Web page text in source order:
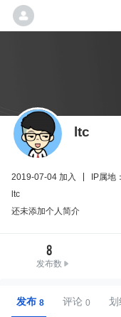
ltc
2019-07-04 加入
IP属地
ltc
还未添加个人简介
8
发布数
发布 评论 划